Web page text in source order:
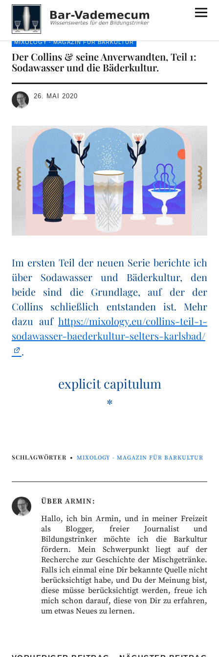
Bar-Vademecum
MIXOLOGY - MAGAZIN FÜR BARKULTUR
Der Collins & seine Anverwandten, Teil 1:
Sodawasser und die Bäderkultur.
26. MAI 2020
Im ersten Teil der neuen Serie berichte ich
über Sodawasser und Bäderkultur, den
beide sind die Grundlage, auf der der
Collins schließlich entstanden ist. Mehr
dazu aufhttps://mixology.eu/collins-teil-1-
sodawasser-baederkultur-selters-karlsbad/
.
explicit capitulum
*
SCHLAGWÖRTER MIXOLOGY - MAGAZIN FÜR BARKULTUR
ÜBER ARMIN
Hallo, ich bin Armin, und in meiner Freizeit
als Blogger, freier Journalist und
Bildungstrinker möchte ich die Barkultur
fördern. Mein Schwerpunkt liegt auf der
Recherche zur Geschichte der Mischgetränke.
Falls ich einmal eine Dir bekannte Quelle nicht
berücksichtigt habe, und Du der Meinung bist,
diese müsse berücksichtigt werden, freue ich
mich schon darauf, diese von Dir zu erfahren,
um etwas Neues zu lernen.